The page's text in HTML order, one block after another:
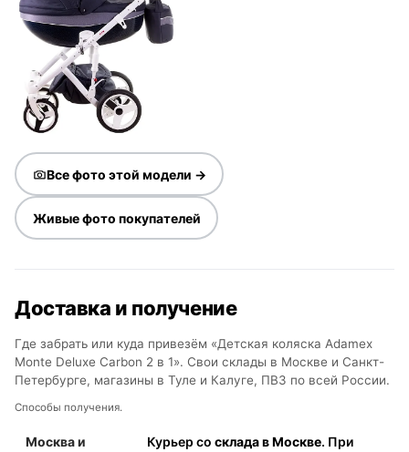
Все фото этой модели →
Живые фото покупателей
Доставка и получение
Где забрать или куда привезём «Детская коляска Adamex
Monte Deluxe Carbon 2 в 1». Свои склады в Москве и Санкт-
Петербурге, магазины в Туле и Калуге, ПВЗ по всей России.
Способы получения.
Москва и
Курьер со склада в Москве. При